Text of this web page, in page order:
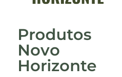
Produtos
Novo
Horizonte